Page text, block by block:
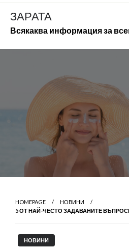
Skip
content
ЗАРАТА
Всякаква информация за
HOMEPAGE
НОВИНИ
5 ОТ НАЙ-ЧЕСТО ЗАДАВАНИТЕ
НОВИНИ